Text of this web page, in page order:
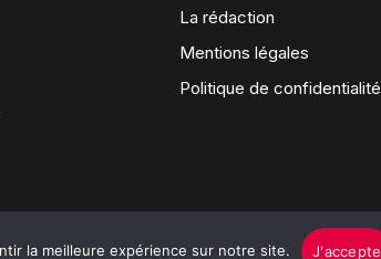
La rédaction
Mentions légales
Politique de confidentialité
la meilleure expérience sur notre site. J'accepte